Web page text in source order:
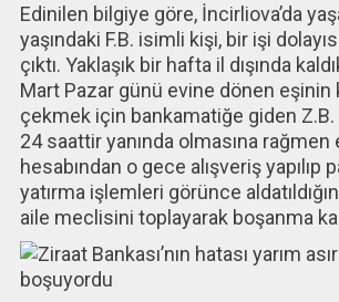
Edinilen bilgiye göre, İncirliova’da
yaşındaki F.B. isimli kişi, bir işi
çıktı. Yaklaşık bir hafta il dışında
Mart Pazar günü evine dönen eşinin
çekmek için bankamatiğe giden Z.B.
24 saattir yanında olmasına rağmen
hesabından o gece alışveriş yapılıp
yatırma işlemleri görünce
aile meclisini toplayarak boşanma